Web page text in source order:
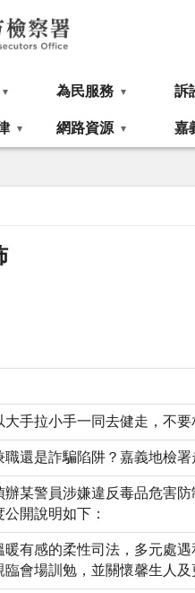
為民服務 訴
網路資源 嘉
大手拉小手一同去健走，不
職還是詐騙陷阱？嘉義地檢署
辦某警員涉嫌違反毒品危害
公開說明如下：
暖有感的柔性司法，多元處
臨會場訓勉，並關懷馨生人及